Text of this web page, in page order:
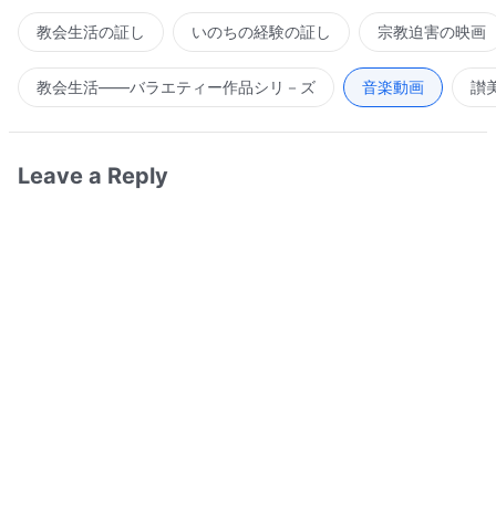
教会生活の証し いのちの経験の証し 宗教迫害の映画
教会生活――バラエティー作品シリ－ズ 音楽動画 讃
Leave a Reply